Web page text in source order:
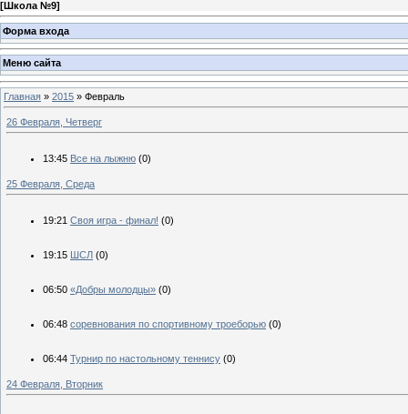
[Школа №9]
Форма входа
Меню сайта
Главная » 2015 » Февраль
26 Февраля, Четверг
13:45 Все на лыжню (0)
25 Февраля, Среда
19:21 Своя игра - финал! (0)
19:15 ШСЛ (0)
06:50 «Добры молодцы» (0)
06:48 соревнования по спортивному троеборью (0)
06:44 Турнир по настольному теннису (0)
24 Февраля, Вторник